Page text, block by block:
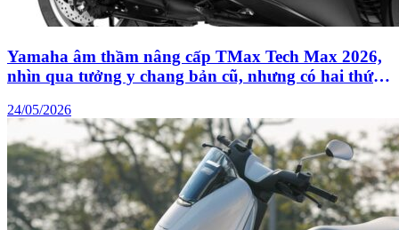
Yamaha âm thầm nâng cấp TMax Tech Max 2026,
nhìn qua tưởng y chang bản cũ, nhưng có hai thứ
24/05/2026